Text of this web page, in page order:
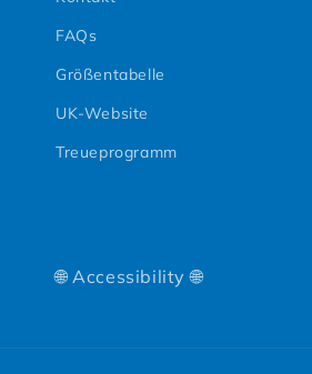
FAQs
Größentabelle
UK-Website
Treueprogramm
🌐 Accessibility 🌐